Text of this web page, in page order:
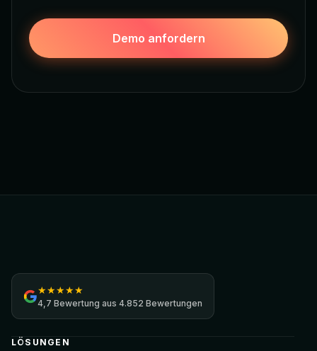
Demo anfordern
★★★★★
4,7 Bewertung aus 4.852 Bewertungen
LÖSUNGEN